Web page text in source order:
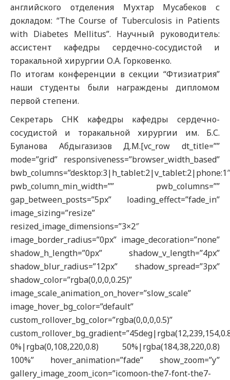
английского отделения Мухтар Мусабеков с
докладом: “The Course of Tuberculosis in Patients
with Diabetes Mellitus”. Научный руководитель:
ассистент кафедры сердечно-сосудистой и
торакальной хирургии О.А. Горковенко.
По итогам конференции в секции “Фтизиатрия”
наши студенты были награждены дипломом
первой степени.
Секретарь СНК кафедры кафедры сердечно-
сосудистой и торакальной хирургии им. Б.С.
Буланова Абдыгазизов Д.М.[vc_row dt_title=””
mode=”grid” responsiveness=”browser_width_based”
bwb_columns=”desktop:3|h_tablet:2|v_tablet:2|phone:1″
pwb_column_min_width=”” pwb_columns=””
gap_between_posts=”5px” loading_effect=”fade_in”
image_sizing=”resize”
resized_image_dimensions=”3×2″
image_border_radius=”0px” image_decoration=”none”
shadow_h_length=”0px” shadow_v_length=”4px”
shadow_blur_radius=”12px” shadow_spread=”3px”
shadow_color=”rgba(0,0,0,0.25)”
image_scale_animation_on_hover=”slow_scale”
image_hover_bg_color=”default”
custom_rollover_bg_color=”rgba(0,0,0,0.5)”
0%|rgba(0,108,220,0.8) 50%|rgba(184,38,220,0.8)
100%” hover_animation=”fade” show_zoom=”y”
gallery_image_zoom_icon=”icomoon-the7-font-the7-